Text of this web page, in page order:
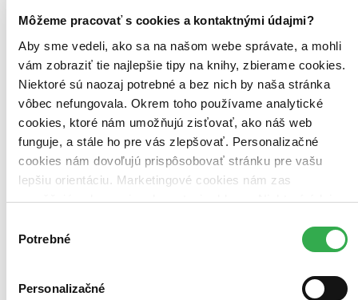
Môžeme pracovať s cookies a kontaktnými údajmi?
Aby sme vedeli, ako sa na našom webe správate, a mohli
vám zobraziť tie najlepšie tipy na knihy, zbierame cookies.
Niektoré sú naozaj potrebné a bez nich by naša stránka
vôbec nefungovala. Okrem toho používame analytické
cookies, ktoré nám umožňujú zisťovať, ako náš web
funguje, a stále ho pre vás zlepšovať. Personalizačné
cookies nám dovoľujú prispôsobovať stránku pre vašu
lepšiu orientáciu. Marketingové cookies nám zas
umožňujú zobrazenie relevantnej reklamy. Niektoré údaje
keby sme mohli používať všetky tieto cookies. Ďakujeme!
súhlasu
Potrebné
Personalizačné
Zúžiť výber
Zoradiť
Bestsellery
Top hodnotené
Novinky
S pôvodom Kanada